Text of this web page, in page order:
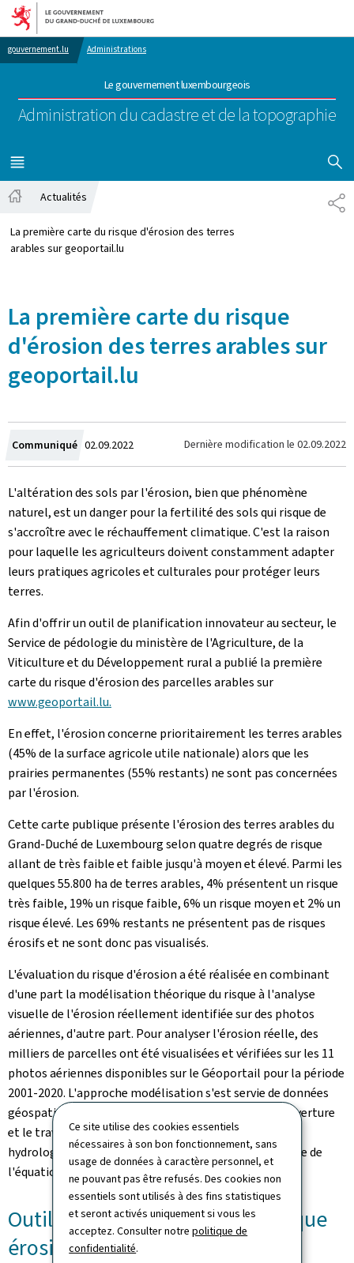
Ce site utilise des cookies essentiels
nécessaires à son bon fonctionnement, sans
usage de données à caractère personnel, et
ne pouvant pas être refusés. Des cookies non
essentiels sont utilisés à des fins statistiques
et seront activés uniquement si vous les
acceptez. Consulter notrepolitique de
confidentialité.
Aller au menu principal
Aller au contenu
gouvernement.lu Administrations
Le gouvernement luxembourgeois
Administration du cadastre et de la topographie
MENU
PRINCIPAL
Actualités
La première carte du risque d'érosion des terres
arables sur geoportail.lu
La première carte du risque
d'érosion des terres arables sur
geoportail.lu
Communiqué Crée
le
02.09.2022 Dernière modification le 02.09.2022
L'altération des sols par l'érosion, bien que phénomène
naturel, est un danger pour la fertilité des sols qui risque de
s'accroître avec le réchauffement climatique. C'est la raison
pour laquelle les agriculteurs doivent constamment adapter
leurs pratiques agricoles et culturales pour protéger leurs
terres.
Afin d'offrir un outil de planification innovateur au secteur, le
Service de pédologie du ministère de l'Agriculture, de la
Viticulture et du Développement rural a publié la première
carte du risque d'érosion des parcelles arables sur
www.geoportail.lu.
En effet, l'érosion concerne prioritairement les terres arables
(45% de la surface agricole utile nationale) alors que les
prairies permanentes (55% restants) ne sont pas concernées
par l'érosion.
Cette carte publique présente l'érosion des terres arables du
Grand-Duché de Luxembourg selon quatre degrés de risque
allant de très faible et faible jusqu'à moyen et élevé. Parmi les
quelques 55.800 ha de terres arables, 4% présentent un risque
très faible, 19% un risque faible, 6% un risque moyen et 2% un
risque élevé. Les 69% restants ne présentent pas de risques
érosifs et ne sont donc pas visualisés.
L'évaluation du risque d'érosion a été réalisée en combinant
d'une part la modélisation théorique du risque à l'analyse
visuelle de l'érosion réellement identifiée sur des photos
aériennes, d'autre part. Pour analyser l'érosion réelle, des
milliers de parcelles ont été visualisées et vérifiées sur les 11
photos aériennes disponibles sur le Géoportail pour la période
2001-2020. L'approche modélisation s'est servie de données
géospatiales aussi diverses que la topographie, la couverture
et le travail du sol, la nature du sol, la modélisation
hydrologique et le calcul de l'érosion théorique sur base de
l'équation universelle des pertes en terre.
Outil pratique de gestion du risque
érosif pour les agriculteurs